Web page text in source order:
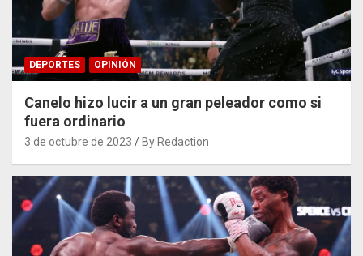
DEPORTES OPINIÓN
Canelo hizo lucir a un gran peleador como si
fuera ordinario
3 de octubre de 2023 By Redaction